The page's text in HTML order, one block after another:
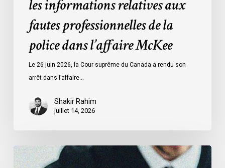
McKeeles informations relatives aux
fautes professionnelles de la
police dans l’affaire McKee
Le 26 juin 2026, la Cour suprême du Canada a rendu son
arrêt dans l’affaire…
Shakir Rahim
juillet 14, 2026
L’ACLC
témoigne